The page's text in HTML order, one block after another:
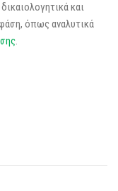
και
όπως αναλυτικά
.